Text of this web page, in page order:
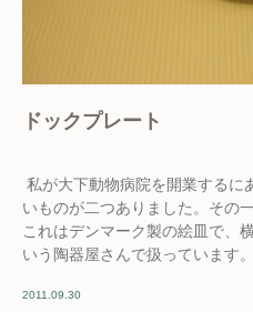
ドックプレート
私が大下動物病院を開業するに
いものが二つありました。その
これはデンマーク製の絵皿で、
いう陶器屋さんで扱っています
2011.09.30